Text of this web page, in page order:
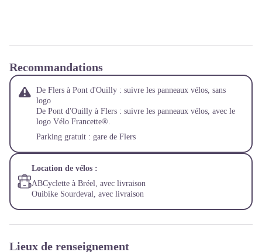
Recommandations
De Flers à Pont d'Ouilly : suivre les panneaux vélos, sans
logo
De Pont d'Ouilly à Flers : suivre les panneaux vélos, avec le
logo Vélo Francette®.
Parking gratuit : gare de Flers
Location de vélos :
ABCyclette à Bréel, avec livraison
Ouibike Sourdeval, avec livraison
Lieux de renseignement